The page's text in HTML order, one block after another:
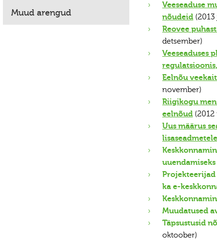
Muud arengud
Veeseaduse
nõudeid (2013
Reovee
detsember)
Veeseaduses
Eelnõu
november)
Riigikogu
eelnõud
Uus määrus
lisaseadmetele
uuendamiseks
Projekteerijad
ka e-
Muudatused
Täpsustusid
oktoober)